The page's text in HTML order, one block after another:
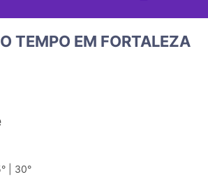
TEMPO EM FORTALEZA
30°